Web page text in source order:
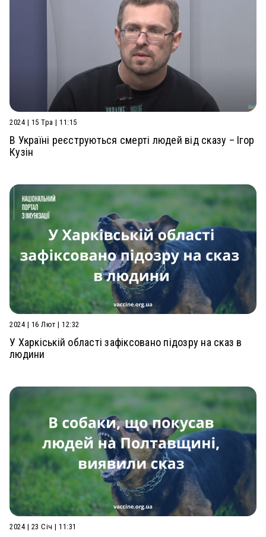
2024 | 15 Тра | 11:15
В Україні реєструються смерті людей від сказу – Ігор
Кузін
2024 | 16 Лют | 12:32
У Харкіській області зафіксовано підозру на сказ в
людини
2024 | 23 Січ | 11:31